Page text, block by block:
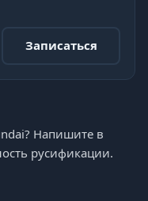
Записаться
Напишите в
русификации.